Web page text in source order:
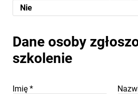
Dane osoby
szkolenie
Imię *